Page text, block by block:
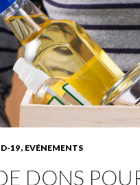
19 EVÉNEMENTS
DONS